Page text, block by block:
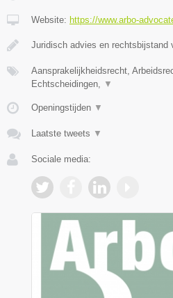
Website: https://www.arbo-
Juridisch advies en rechtsbijstand
Aansprakelijkheidsrecht,
Echtscheidingen,
▼
Openingstijden ▼
Laatste tweets ▼
Sociale media: